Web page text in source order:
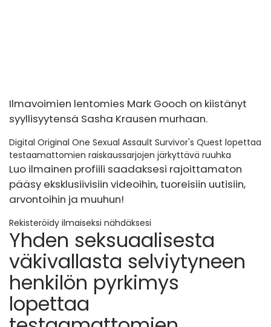
Ilmavoimien lentomies Mark Gooch on kiistänyt
syyllisyytensä Sasha Krausen murhaan.
Digital Original One Sexual Assault Survivor's Quest lopettaa
testaamattomien raiskaussarjojen järkyttävä ruuhka
Luo ilmainen profiili saadaksesi rajoittamaton
pääsy eksklusiivisiin videoihin, tuoreisiin uutisiin,
arvontoihin ja muuhun!
Rekisteröidy ilmaiseksi nähdäksesi
Yhden seksuaalisesta
väkivallasta selviytyneen
henkilön pyrkimys
lopettaa